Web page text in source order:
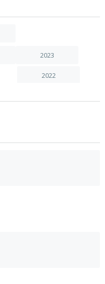
2023
2022